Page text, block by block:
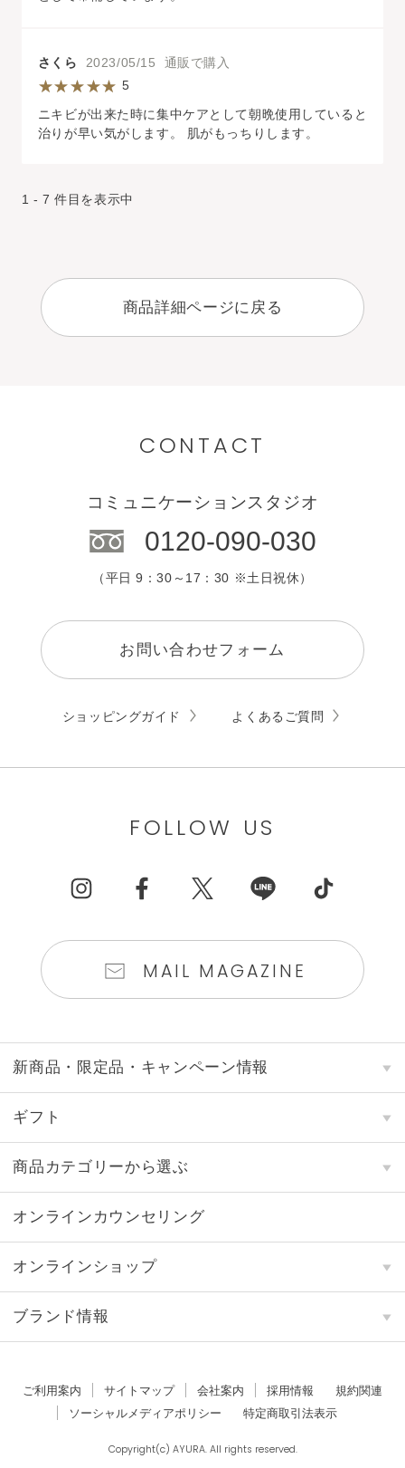
さくら 2023/05/15 通販で購入
5
ニキビが出来た時に集中ケアとして朝晩使用していると
治りが早い気がします。 肌がもっちりします。
1 - 7 件目を表示中
商品詳細ページに戻る
CONTACT
コミュニケーションスタジオ
0120-090-030
（平日 9：30～17：30 ※土日祝休）
お問い合わせフォーム
ショッピングガイド よくあるご質問
FOLLOW US
MAIL MAGAZINE
新商品・限定品・キャンペーン情報
ギフト
商品カテゴリーから選ぶ
オンラインカウンセリング
オンラインショップ
ブランド情報
ご利用案内 サイトマップ 会社案内 採用情報
規約関連
ソーシャルメディアポリシー
特定商取引法表示
Copyright(c) AYURA. All rights reserved.